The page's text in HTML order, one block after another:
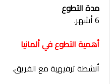
مدة التطوع
6 أشهر.
أهمية التطوع في ألمانيا
أنشطة ترفيهية مع الفريق.